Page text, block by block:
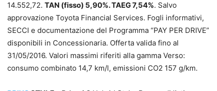
14.552,72. TAN (fisso) 5,90%. TAEG 7,54%. Salvo
approvazione Toyota Financial Services. Fogli informativi,
SECCI e documentazione del Programma “PAY PER DRIVE”
disponibili in Concessionaria. Offerta valida fino al
31/05/2016. Valori massimi riferiti alla gamma Verso:
consumo combinato 14,7 km/l, emissioni CO2 157 g/km.